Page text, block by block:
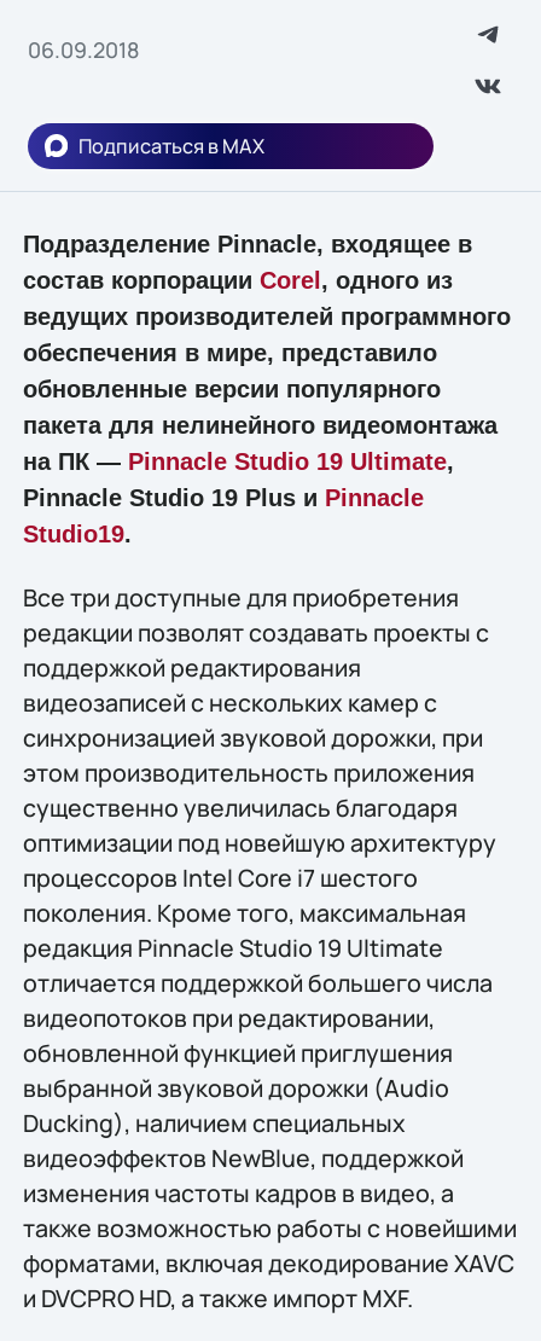
06.09.2018
Подписаться в MAX
Подразделение Pinnacle, входящее в
состав корпорации Corel , одного из
ведущих производителей программного
обеспечения в мире, представило
обновлeнные версии популярного
пакета для нелинейного видеомонтажа
на ПК — Pinnacle Studio 19 Ultimate,
Pinnacle Studio 19 Plus и Pinnacle
Studio19.
Все три доступные для приобретения
редакции позволят создавать проекты с
поддержкой редактирования
видеозаписей с нескольких камер с
синхронизацией звуковой дорожки, при
этом производительность приложения
существенно увеличилась благодаря
оптимизации под новейшую архитектуру
процессоров Intel Core i7 шестого
поколения. Кроме того, максимальная
редакция Pinnacle Studio 19 Ultimate
отличается поддержкой большего числа
видеопотоков при редактировании,
обновлeнной функцией приглушения
выбранной звуковой дорожки (Audio
Ducking), наличием специальных
видеоэффектов NewBlue, поддержкой
изменения частоты кадров в видео, а
также возможностью работы с новейшими
форматами, включая декодирование XAVC
и DVCPRO HD, а также импорт MXF.